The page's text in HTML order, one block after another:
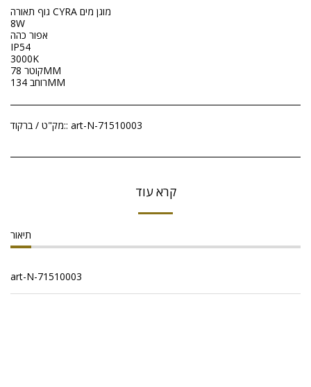
גוף תאורה CYRA מוגן מים
8W
אפור כהה
IP54
3000K
קוטר 78MM
רוחב 134MM
מק"ט / ברקוד:: art-N-71510003
קרא עוד
תיאור
art-N-71510003